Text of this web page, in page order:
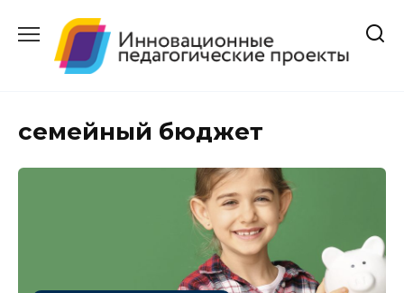
содержанию
семейный бюджет